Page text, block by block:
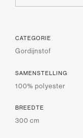
CATEGORIE
Gordijnstof
SAMENSTELLING
100% polyester
BREEDTE
300 cm